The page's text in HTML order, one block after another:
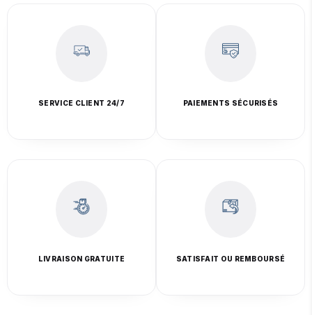
SERVICE CLIENT 24/7 PAIEMENTS SÉCURISÉS
LIVRAISON GRATUITE SATISFAIT OU REMBOURSÉ